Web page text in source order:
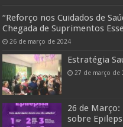
“Reforço nos Cuidados de
Chegada de Suprimentos
26 de março de 2024
Estratégia
27 de março de
26 de Março:
sobre